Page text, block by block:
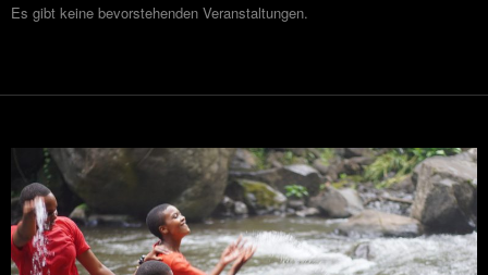
Es gibt keine bevorstehenden Veranstaltungen.